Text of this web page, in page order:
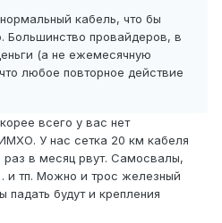
кабель, что бы
Большинство провайдеров, в
(а не ежемесячную
любое повторное действие
всего у вас нет
У нас сетка 20 км кабеля
раз в месяц рвут. Самосвалы,
и тп. Можно и трос железный
падать будут и крепления